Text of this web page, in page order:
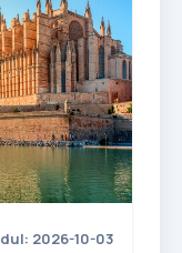
2026-10-03